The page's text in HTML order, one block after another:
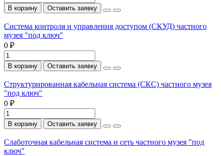
В корзину Оставить заявку
Система контроля и управления доступом (СКУД) частного
музея "под ключ"
0 ₽
В корзину Оставить заявку
Структурированная кабельная система (СКС) частного музея
"под ключ"
0 ₽
В корзину Оставить заявку
Слаботочная кабельная система и сеть частного музея "под
ключ"